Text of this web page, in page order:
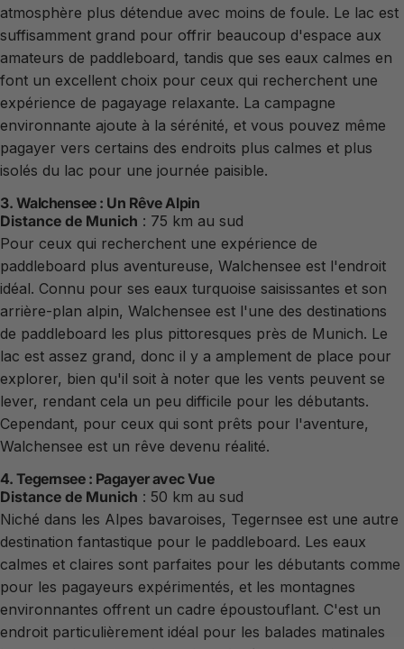
atmosphère plus détendue avec moins de foule. Le lac est
suffisamment grand pour offrir beaucoup d'espace aux
amateurs de paddleboard, tandis que ses eaux calmes en
font un excellent choix pour ceux qui recherchent une
expérience de pagayage relaxante. La campagne
environnante ajoute à la sérénité, et vous pouvez même
pagayer vers certains des endroits plus calmes et plus
isolés du lac pour une journée paisible.
3. Walchensee : Un Rêve Alpin
Distance de Munich : 75 km au sud
Pour ceux qui recherchent une expérience de
paddleboard plus aventureuse, Walchensee est l'endroit
idéal. Connu pour ses eaux turquoise saisissantes et son
arrière-plan alpin, Walchensee est l'une des destinations
de paddleboard les plus pittoresques près de Munich. Le
lac est assez grand, donc il y a amplement de place pour
explorer, bien qu'il soit à noter que les vents peuvent se
lever, rendant cela un peu difficile pour les débutants.
Cependant, pour ceux qui sont prêts pour l'aventure,
Walchensee est un rêve devenu réalité.
4. Tegernsee : Pagayer avec Vue
Distance de Munich : 50 km au sud
Niché dans les Alpes bavaroises, Tegernsee est une autre
destination fantastique pour le paddleboard. Les eaux
calmes et claires sont parfaites pour les débutants comme
pour les pagayeurs expérimentés, et les montagnes
environnantes offrent un cadre époustouflant. C'est un
endroit particulièrement idéal pour les balades matinales